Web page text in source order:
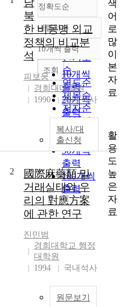
정확도순
정확도
순
인기도
순
연도순
제목순
저자순
발행기
관순
내림차순
내림차순
10개씩 출력
10개씩
출력
20개씩
출력
30개씩
출력
50개씩
출력
100개씩
출력
조회
남
북
한 비동맹 외교
정책의 비교분
석
피보웅
경희대대학원
1990
국내석사
복사/대
출신청
2
國際麻藥類 밀
거래실태와 우
리의 對應方案
에 관한 연구
진민범
경희대학교 행정
대학원
1994
국내석사
원문보기
색
어
로
많
이
본
자
료
활
용
도
높
은
자
료